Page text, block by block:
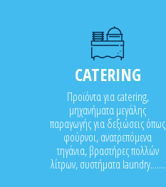
CATERING
Προϊόντα για catering,
μηχανήματα μεγάλης
παραγωγής για δεξιώσεις όπως
φούρνοι, ανατρεπόμενα
τηγάνια, βραστήρες πολλών
λίτρων, συστήματα laundry.......